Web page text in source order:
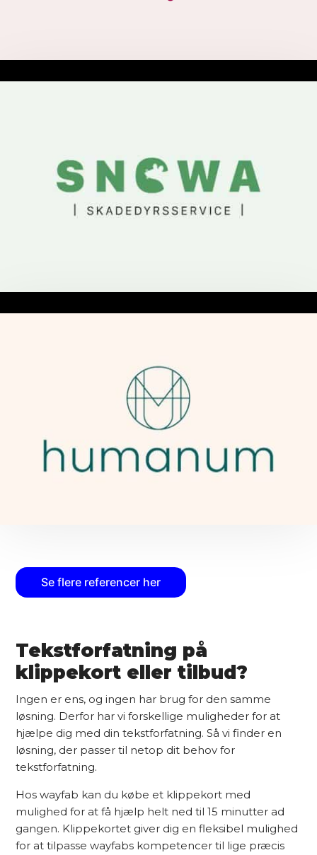
Se flere referencer her
Tekstforfatning på
klippekort eller tilbud?
Ingen er ens, og ingen har brug for den samme
løsning. Derfor har vi forskellige muligheder for at
hjælpe dig med din tekstforfatning. Så vi finder en
løsning, der passer til netop dit behov for
tekstforfatning.
Hos wayfab kan du købe et klippekort med
mulighed for at få hjælp helt ned til 15 minutter ad
gangen. Klippekortet giver dig en fleksibel mulighed
for at tilpasse wayfabs kompetencer til lige præcis